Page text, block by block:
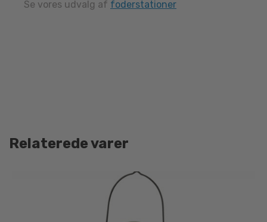
Se vores udvalg af foderstationer
Relaterede varer